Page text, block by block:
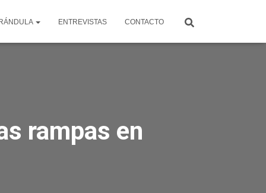
ENTREVISTAS CONTACTO
rampas en